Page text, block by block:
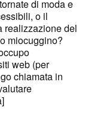
di moda e
o il
realizzazione del
miocuggino?
web (per
chiamata in